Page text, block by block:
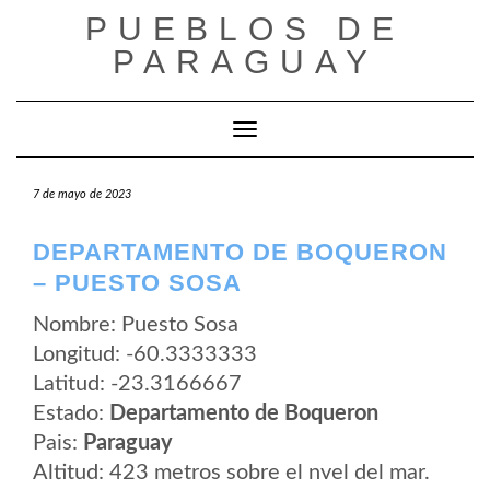
PUEBLOS DE
PARAGUAY
Cambiar modo de navegación
7 de mayo de 2023
DEPARTAMENTO DE BOQUERON
– PUESTO SOSA
Nombre: Puesto Sosa
Longitud: -60.3333333
Latitud: -23.3166667
Estado: Departamento de Boqueron
Pais: Paraguay
Altitud: 423 metros sobre el nvel del mar.